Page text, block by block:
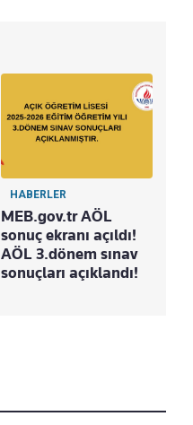
HABERLER
MEB.gov.tr AÖL
sonuç ekranı açıldı!
AÖL 3.dönem sınav
sonuçları açıklandı!